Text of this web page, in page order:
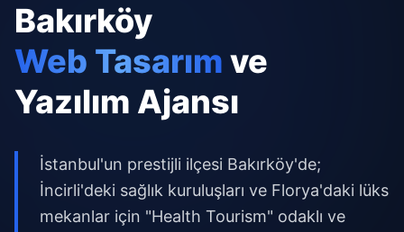
Bakırköy
Web Tasarım ve
Yazılım Ajansı
İstanbul'un prestijli ilçesi Bakırköy'de;
İncirli'deki sağlık kuruluşları ve Florya'daki lüks
mekanlar için "Health Tourism" odaklı ve